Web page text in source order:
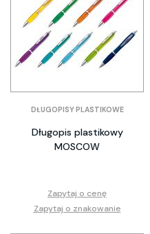
DŁUGOPISY PLASTIKOWE
Długopis plastikowy
MOSCOW
Zapytaj o cenę
Zapytaj o znakowanie